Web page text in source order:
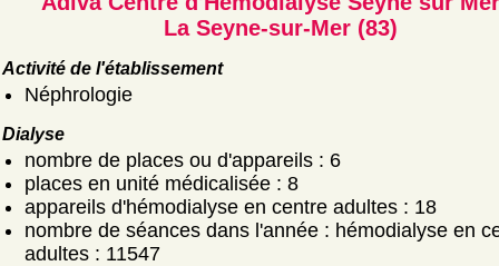
La Seyne-sur-Mer (83)
Activité de l'établissement
Néphrologie
Dialyse
nombre de places ou d'appareils : 6
places en unité médicalisée : 8
appareils d'hémodialyse en centre adultes : 18
nombre de séances dans l'année : hémodialyse en
adultes : 11547